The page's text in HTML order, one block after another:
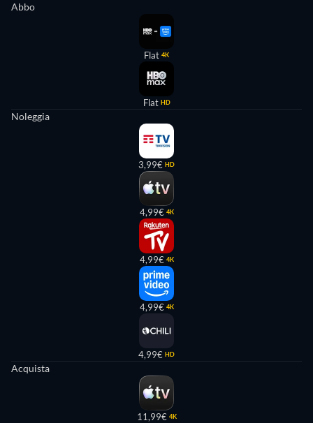
Abbo
Flat 4K
Flat HD
Noleggia
3,99€ HD
4,99€ 4K
4,99€ 4K
4,99€ 4K
4,99€ HD
Acquista
11,99€ 4K